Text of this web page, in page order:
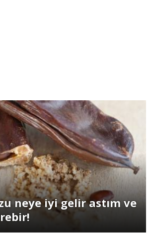
neye iyi gelir astım ve